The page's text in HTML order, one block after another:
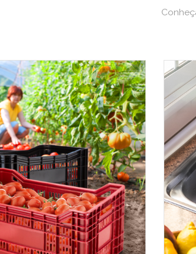
Sacolas
Pallets